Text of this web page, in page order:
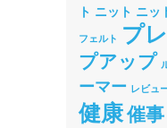
ト ニット ニッ
フェルト プ
プアップ
ーマー レビュ
健康催事